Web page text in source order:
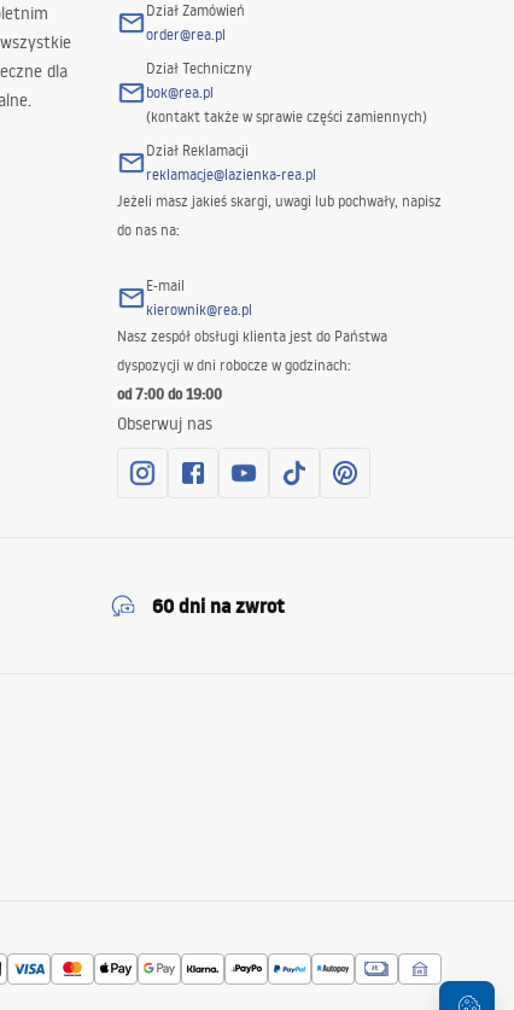
dla
Dział Zamówień
order@rea.pl
Dział Techniczny
bok@rea.pl
(kontakt także w sprawie części zamiennych)
Dział Reklamacji
reklamacje@lazienka-rea.pl
Jeżeli masz jakieś skargi, uwagi lub pochwały, napisz
do nas na:
E-mail
kierownik@rea.pl
Nasz zespół obsługi klienta jest do Państwa
dyspozycji w dni robocze w godzinach:
od 7:00 do 19:00
Obserwuj nas
60 dni na zwrot